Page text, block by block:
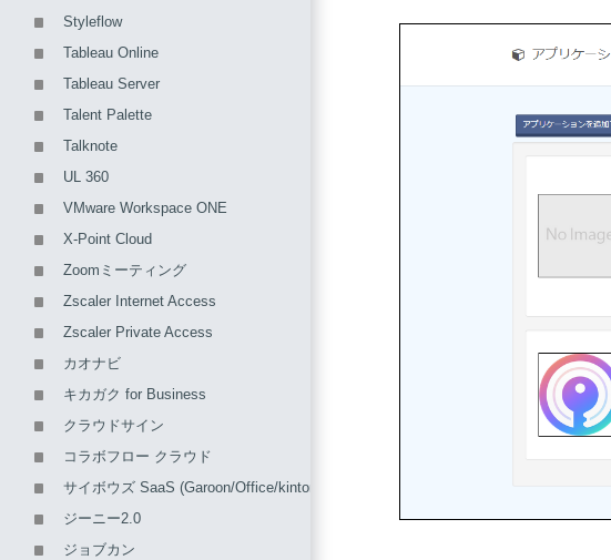
Styleflow
Tableau Online
Tableau Server
Talent Palette
Talknote
UL 360
VMware Workspace ONE
X-Point Cloud
Zoomミーティング
Zscaler Internet Access
Zscaler Private Access
カオナビ
キカガク for Business
クラウドサイン
コラボフロー クラウド
サイボウズ SaaS (Garoon/Office/kintone/メールワイズ)
ジーニー2.0
ジョブカン